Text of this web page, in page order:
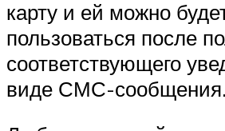
карту и ей можно
пользоваться после
соответствующего
виде СМС-сообщения.